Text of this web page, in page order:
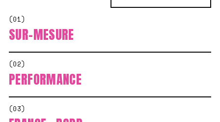
(01)
SUR-MESURE
(02)
PERFORMANCE
(03)